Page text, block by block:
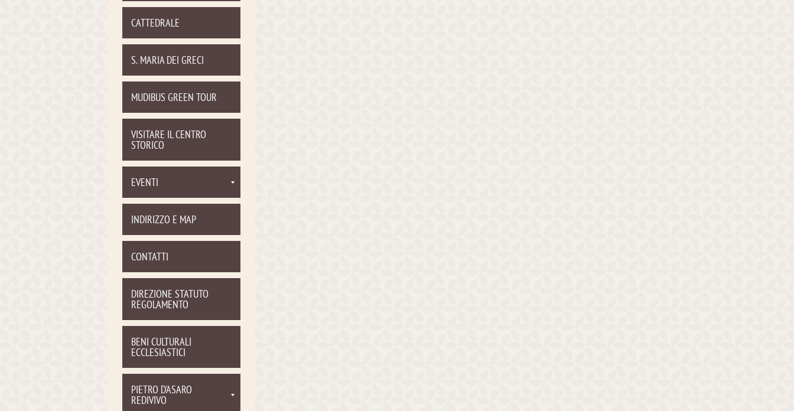
CATTEDRALE
S. MARIA DEI GRECI
MUDIBUS GREEN TOUR
VISITARE IL CENTRO
STORICO
EVENTI
INDIRIZZO E MAP
CONTATTI
DIREZIONE STATUTO
REGOLAMENTO
BENI CULTURALI
ECCLESIASTICI
PIETRO D'ASARO
REDIVIVO